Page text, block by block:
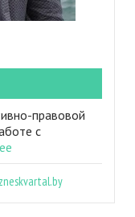
правовой
с